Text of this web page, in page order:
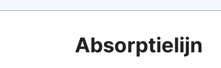
Absorptielijn